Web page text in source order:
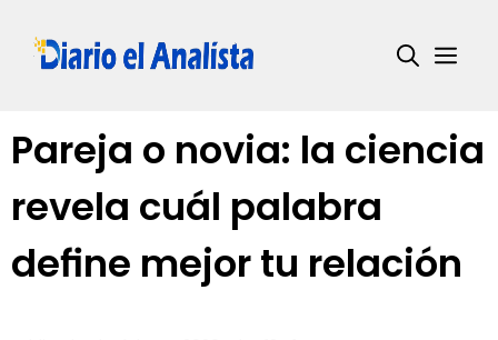
Pareja o novia: la ciencia
revela cuál palabra
define mejor tu relación